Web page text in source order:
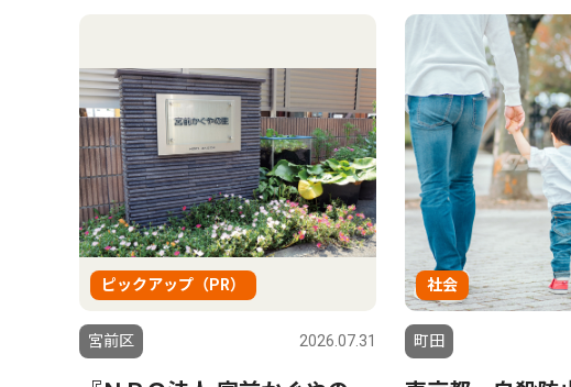
ピックアップ（PR）
宮前区 2026.07.31
社会
町田